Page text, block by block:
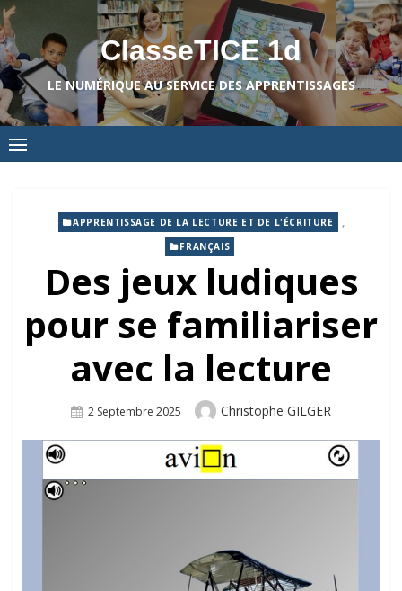
Skip
to
content
ClasseTICE 1d
LE NUMÉRIQUE AU SERVICE DES APPRENTISSAGES
APPRENTISSAGE DE LA LECTURE ET DE L'ÉCRITURE ,
FRANÇAIS
Des jeux ludiques
pour se familiariser
avec la lecture
Posted
2 Septembre 2025 Author
Christophe GILGER